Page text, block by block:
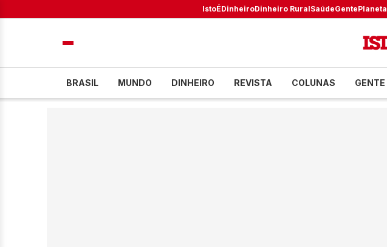
IstoÉDinheiroDinheiro RuralSaúdeGentePlaneta
BRASIL MUNDO DINHEIRO REVISTA COLUNAS GENTE